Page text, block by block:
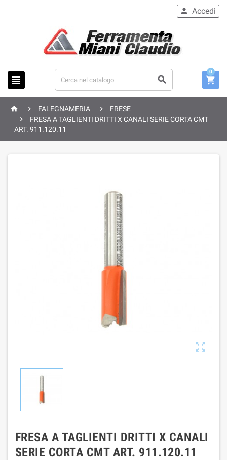
 
 Accedi

0
  FALEGNAMERIA 
FRESE

FRESA A TAGLIENTI DRITTI X CANALI SERIE CORTA CMT
ART. 911.120.11

FRESA A TAGLIENTI DRITTI X CANALI
SERIE CORTA CMT ART. 911.120.11